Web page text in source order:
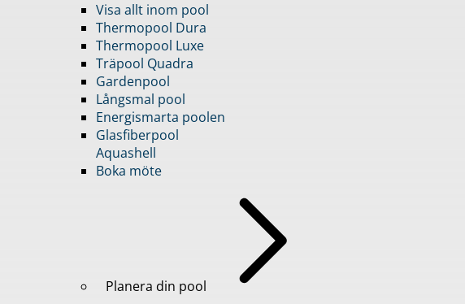
Visa allt inom pool
Thermopool Dura
Thermopool Luxe
Träpool Quadra
Gardenpool
Långsmal pool
Energismarta poolen
Glasfiberpool
Aquashell
Boka möte
Planera din pool